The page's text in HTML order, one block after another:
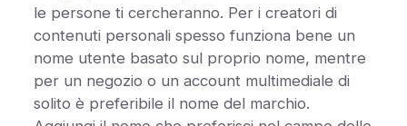
le persone ti cercheranno. Per i creatori di
contenuti personali spesso funziona bene un
nome utente basato sul proprio nome, mentre
per un negozio o un account multimediale di
solito è preferibile il nome del marchio.